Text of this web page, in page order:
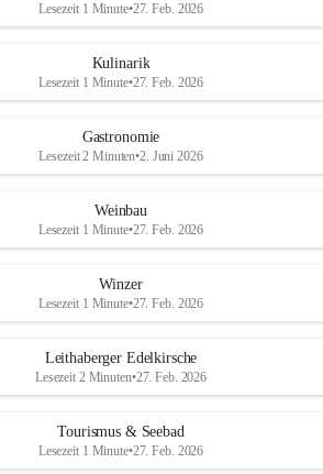
Lesezeit 1 Minute•27. Feb. 2026
Kulinarik
Lesezeit 1 Minute•27. Feb. 2026
Gastronomie
Lesezeit 2 Minuten•2. Juni 2026
Weinbau
Lesezeit 1 Minute•27. Feb. 2026
Winzer
Lesezeit 1 Minute•27. Feb. 2026
Leithaberger Edelkirsche
Lesezeit 2 Minuten•27. Feb. 2026
Tourismus & Seebad
Lesezeit 1 Minute•27. Feb. 2026